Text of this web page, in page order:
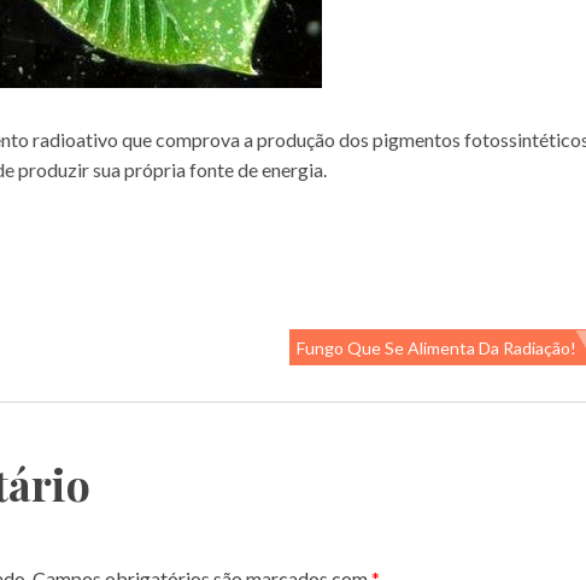
radioativo que comprova a produção dos pigmentos
produzir sua própria fonte de energia.
Fungo Que Se Alimenta Da Radiação!